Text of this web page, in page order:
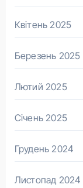
Квітень 2025
Березень 2025
Лютий 2025
Січень 2025
Грудень 2024
Листопад 2024